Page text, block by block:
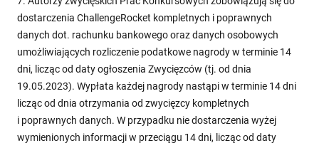
dostarczenia ChallengeRocket kompletnych i poprawnych
danych dot. rachunku bankowego oraz danych osobowych
umożliwiających rozliczenie podatkowe nagrody w terminie 14
dni, licząc od daty ogłoszenia Zwycięzców (tj. od dnia
19.05.2023). Wypłata każdej nagrody nastąpi w terminie 14 dni
licząc od dnia otrzymania od zwycięzcy kompletnych
i poprawnych danych. W przypadku nie dostarczenia wyżej
wymienionych informacji w przeciągu 14 dni, licząc od daty